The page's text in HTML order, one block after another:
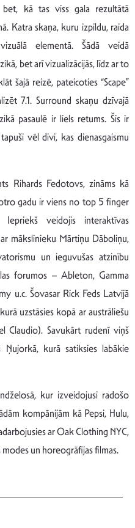
bet, kā tas viss gala rezultātā
Katra skaņa, kuru izpildu, raida
elementā. Šādā veidā
bet arī vizualizācijās, līdz ar to
šajā reizē, pateicoties “Scape”
7.1. Surround skaņu dzīvajā
pasaulē ir liels retums. Šis ir
vēl divi, kas dienasgaismu
Rihards Fedotovs, zināms kā
gadu ir viens no top 5 finger
Iepriekš veidojis interaktīvas
mākslinieku Mārtiņu Dāboliņu,
un ieguvušas atzinību
forumos – Ableton, Gamma
u.c. Šovasar Rick Feds Latvijā
uzstāsies kopā ar austrāliešu
Claudio). Savukārt rudenī viņš
Ņujorkā, kurā satiksies labākie
kur izveidojusi radošo
kompānijām kā Pepsi, Hulu,
ar Oak Clothing NYC,
un horeogrāfijas filmas.